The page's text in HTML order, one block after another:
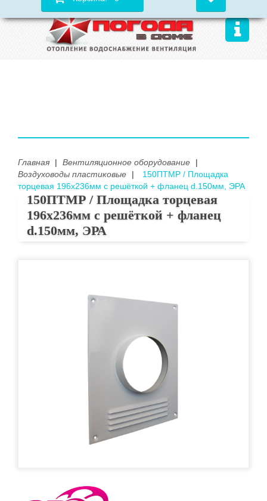
Главная | Вентиляционное оборудование
|
Воздуховоды пластиковые
|
150ПТМР / Площадка
торцевая 196х236мм с решёткой + фланец d.150мм, ЭРА
150ПТМР / Площадка торцевая
196х236мм с решёткой + фланец
d.150мм, ЭРА